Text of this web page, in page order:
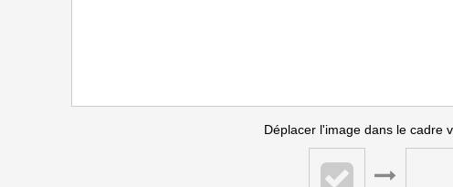
Déplacer l'image dans le cadre